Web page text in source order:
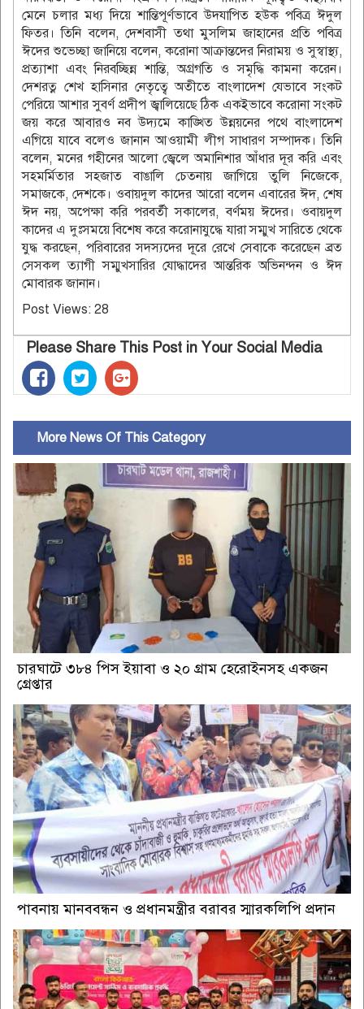
মেনে চলার মধ্য দিয়ে শান্তিপূর্ণভাবে উদযাপিত হউক পবিত্র ঈদুল
ফিতর। তিনি বলেন, দেশবাসী তথা মুসলিম জাহানের প্রতি পবিত্র
ঈদের শুভেচ্ছা জানিয়ে বলেন, করোনা আক্রান্তদের নিরাময় ও সুস্বাস্থ্য,
প্রত্যাশা এবং নিরবচ্ছিন্ন শান্তি, অগ্রগতি ও সমৃদ্ধি কামনা করেন।
দেশরত্ন শেখ হাসিনার নেতৃত্বে অতীতে বাংলাদেশ যেভাবে সংকট
পেরিয়ে আশার সুবর্ণ প্রদীপ জ্বালিয়েছে ঠিক একইভাবে করোনা সংকট
জয় করে আবারও নব উদ্যমে কাঙ্খিত উন্নয়নের পথে বাংলাদেশ
এগিয়ে যাবে বলেও জানান আওয়ামী লীগ সাধারণ সম্পাদক। তিনি
বলেন, মনের গহীনের আলো জ্বেলে অমানিশার আঁধার দূর করি এবং
সহমর্মিতার সহজাত বাঙালি চেতনায় জাগিয়ে তুলি নিজেকে,
সমাজকে, দেশকে। ওবায়দুল কাদের আরো বলেন এবারের ঈদ, শেষ
ঈদ নয়, অপেক্ষা করি পরবর্তী সকালের, বর্ণময় ঈদের। ওবায়দুল
কাদের এ দুঃসময়ে বিশেষ করে করোনাযুদ্ধে যারা সম্মুখ সারিতে থেকে
যুদ্ধ করছেন, পরিবারের সদস্যদের দূরে রেখে সেবাকে করেছেন ব্রত
সেসকল ত্যাগী সম্মুখসারির যোদ্ধাদের আন্তরিক অভিনন্দন ও ঈদ
মোবারক জানান।
Post Views: 28
Please Share This Post in Your Social Media
More News Of This Category
চারঘাটে ৩৮৪ পিস ইয়াবা ও ২০ গ্রাম হেরোইনসহ একজন
গ্রেপ্তার
পাবনায় মানববন্ধন ও প্রধানমন্ত্রীর বরাবর স্মারকলিপি প্রদান